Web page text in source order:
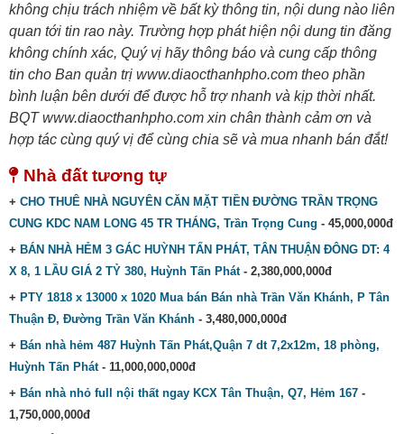
không chịu trách nhiệm về bất kỳ thông tin, nội dung nào liên
quan tới tin rao này. Trường hợp phát hiện nội dung tin đăng
không chính xác, Quý vị hãy thông báo và cung cấp thông
tin cho Ban quản trị www.diaocthanhpho.com theo phần
bình luận bên dưới để được hỗ trợ nhanh và kịp thời nhất.
BQT www.diaocthanhpho.com xin chân thành cảm ơn và
hợp tác cùng quý vị để cùng chia sẽ và mua nhanh bán đắt!
Nhà đất tương tự
+ CHO THUÊ NHÀ NGUYÊN CĂN MẶT TIỀN ĐƯỜNG TRẦN TRỌNG
CUNG KDC NAM LONG 45 TR THÁNG, Trần Trọng Cung - 45,000,000đ
+ BÁN NHÀ HẺM 3 GÁC HUỲNH TẤN PHÁT, TÂN THUẬN ĐÔNG DT: 4
X 8, 1 LẦU GIÁ 2 TỶ 380, Huỳnh Tấn Phát- 2,380,000,000đ
+ PTY 1818 x 13000 x 1020 Mua bán Bán nhà Trần Văn Khánh, P Tân
Thuận Đ, Đường Trần Văn Khánh - 3,480,000,000đ
+ Bán nhà hẻm 487 Huỳnh Tấn Phát,Quận 7 dt 7,2x12m, 18 phòng,
Huỳnh Tấn Phát- 11,000,000,000đ
+ Bán nhà nhỏ full nội thất ngay KCX Tân Thuận, Q7, Hẻm 167 -
1,750,000,000đ